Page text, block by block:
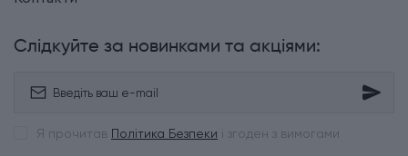
Слідкуйте за новинками та акціями:
Я прочитав Політика Безпеки і згоден з вимогами